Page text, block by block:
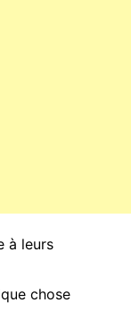
à leurs
chose